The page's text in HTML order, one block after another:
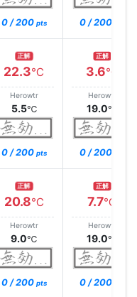
0 / 200 pts 0 / 200
正解
22.3℃
Herowtr
5.5℃
0 / 200 pts
正解
3.6℃
Herowtr
19.0℃
0 / 200
正解
20.8℃
Herowtr
9.0℃
0 / 200 pts
正解
7.7℃
Herowtr
19.0℃
0 / 200